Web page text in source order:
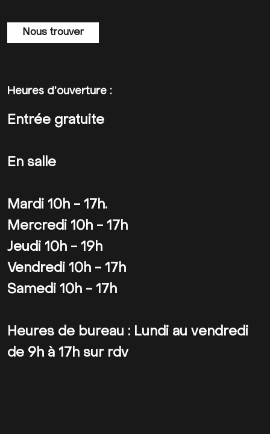
Nous trouver
Heures d'ouverture :
Entrée gratuite
En salle
Mardi 10h - 17h.
Mercredi 10h - 17h
Jeudi 10h - 19h
Vendredi 10h - 17h
Samedi 10h - 17h
Heures de bureau : Lundi au vendredi
de 9h à 17h sur rdv